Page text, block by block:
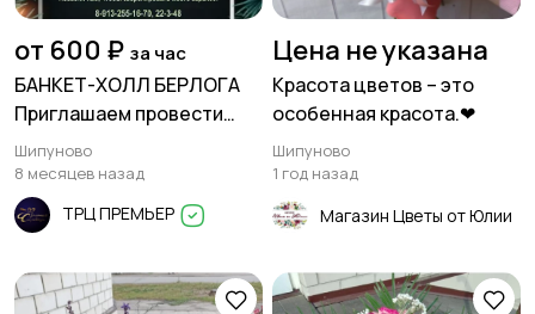
от 600 ₽ за час
БАНКЕТ-ХОЛЛ БЕРЛОГА
Приглашаем провести
самый запоминающийся
Новогодний праздник в
нашем уютном
пространстве!
Шипуново
8 месяцев назад
ТРЦ ПРЕМЬЕР
Цена не указана
Красота цветов – это
особенная красота.❤
Шипуново
1 год назад
Магазин Цветы от Юлии